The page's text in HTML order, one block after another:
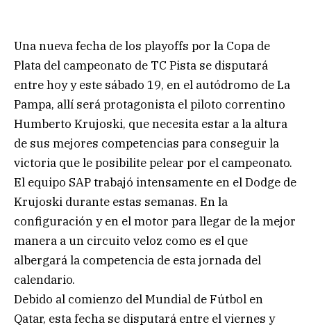
Una nueva fecha de los playoffs por la Copa de
Plata del campeonato de TC Pista se disputará
entre hoy y este sábado 19, en el autódromo de La
Pampa, allí será protagonista el piloto correntino
Humberto Krujoski, que necesita estar a la altura
de sus mejores competencias para conseguir la
victoria que le posibilite pelear por el campeonato.
El equipo SAP trabajó intensamente en el Dodge de
Krujoski durante estas semanas. En la
configuración y en el motor para llegar de la mejor
manera a un circuito veloz como es el que
albergará la competencia de esta jornada del
calendario.
Debido al comienzo del Mundial de Fútbol en
Qatar, esta fecha se disputará entre el viernes y